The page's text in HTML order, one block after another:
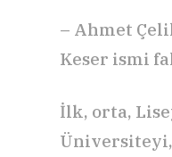
– Ahmet
Keser ismi
İlk, orta,